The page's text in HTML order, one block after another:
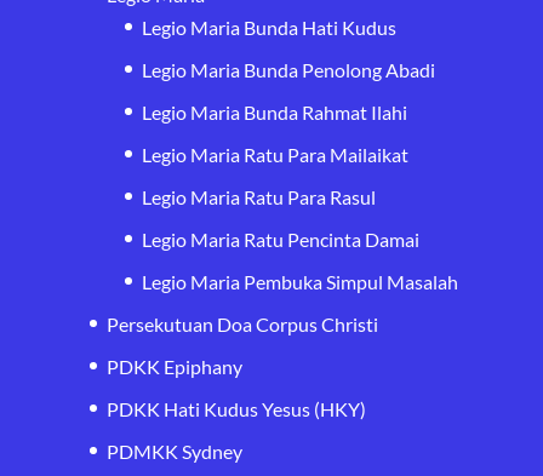
Legio Maria Bunda Hati Kudus
Legio Maria Bunda Penolong Abadi
Legio Maria Bunda Rahmat Ilahi
Legio Maria Ratu Para Mailaikat
Legio Maria Ratu Para Rasul
Legio Maria Ratu Pencinta Damai
Legio Maria Pembuka Simpul Masalah
Persekutuan Doa Corpus Christi
PDKK Epiphany
PDKK Hati Kudus Yesus (HKY)
PDMKK Sydney